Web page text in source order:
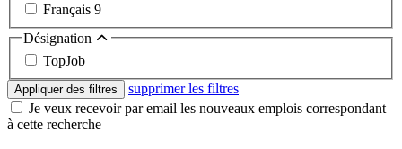
Français 9
Désignation
TopJob
Appliquer des filtres
supprimer les filtres
Je veux recevoir par email les nouveaux emplois correspondant
à cette recherche